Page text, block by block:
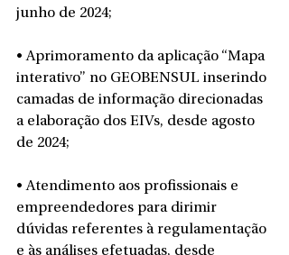
junho de 2024;
• Aprimoramento da aplicação “Mapa
interativo” no GEOBENSUL inserindo
camadas de informação direcionadas
a elaboração dos EIVs, desde agosto
de 2024;
• Atendimento aos profissionais e
empreendedores para dirimir
dúvidas referentes à regulamentação
e às análises efetuadas, desde